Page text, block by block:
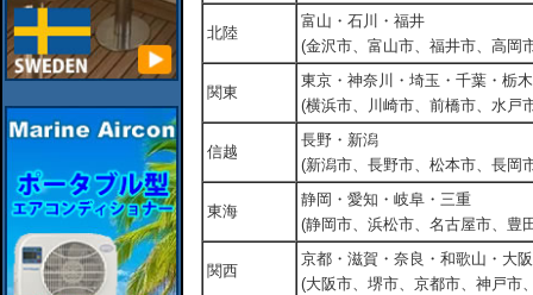
北陸
富山・石川・福井
(金沢市、富山市、福井市、高岡
関東
東京・神奈川・埼玉・千葉・栃
(横浜市、川崎市、前橋市、水戸
信越
長野・新潟
(新潟市、長野市、松本市、長岡
東海
静岡・愛知・岐阜・三重
(静岡市、浜松市、名古屋市、豊
関西
京都・滋賀・奈良・和歌山・大
(大阪市、堺市、京都市、神戸市